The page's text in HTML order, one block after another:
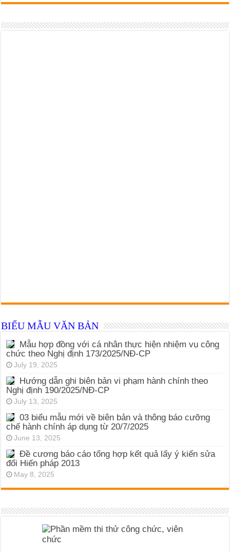
BIỂU MẪU VĂN BẢN
Mẫu hợp đồng với cá nhân thực hiện nhiệm vụ công
chức theo Nghị định 173/2025/NĐ-CP
July 19, 2025
Hướng dẫn ghi biên bản vi phạm hành chính theo
Nghị định 190/2025/NĐ-CP
July 13, 2025
03 biểu mẫu mới về biên bản và thông báo cưỡng
chế hành chính áp dụng từ 20/7/2025
June 13, 2025
Đề cương báo cáo tổng hợp kết quả lấy ý kiến sửa
đổi Hiến pháp 2013
May 8, 2025